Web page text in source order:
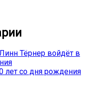
Тёрнер войдёт в
лет со дня рождения